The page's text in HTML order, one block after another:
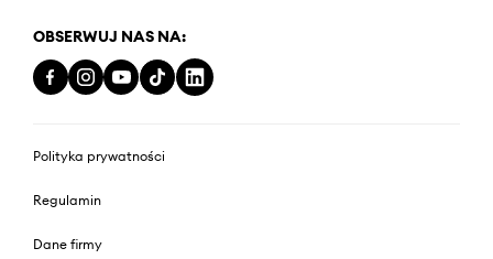
OBSERWUJ NAS NA:
Polityka prywatności
Regulamin
Dane firmy